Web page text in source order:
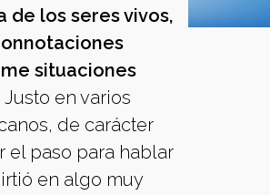
de los seres vivos,
situaciones
Justo en varios
de carácter
el paso para hablar
en algo muy